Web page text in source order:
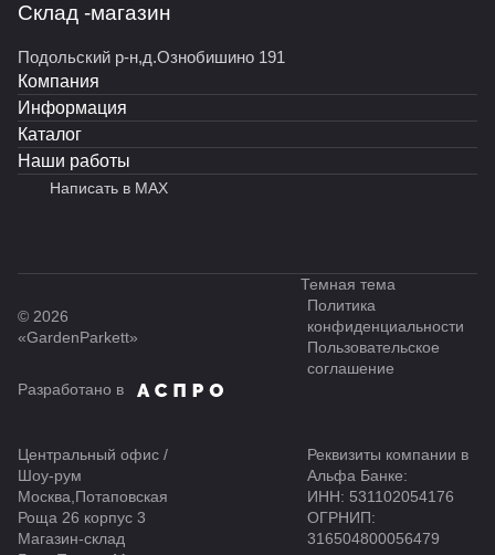
Склад -магазин
Подольский р-н,д.Ознобишино 191
Компания
Информация
Каталог
Наши работы
Написать в MAX
© 2026
«GardenParkett»
Темная тема
Политика
конфиденциальности
Пользовательское
соглашение
Разработано в
Центральный офис /
Шоу-рум
Москва,Потаповская
Роща 26 корпус 3
Магазин-склад
Реквизиты компании в
Альфа Банке:
ИНН: 531102054176
ОГРНИП:
316504800056479